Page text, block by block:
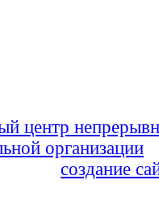
центр
организации
создание